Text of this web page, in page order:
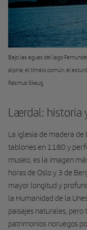
Bajo las aguas del lago
alpina, el tímalo común, el
Rasmus Skaug
Lærdal: historia
La iglesia de madera
tablones en 1180 y
museo, es la imagen
horas de Oslo y 3 de
mayor longitud y
la Humanidad de la
paisajes naturales,
patrimonios noruegos